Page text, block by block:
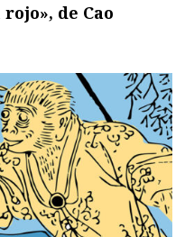
de Cao